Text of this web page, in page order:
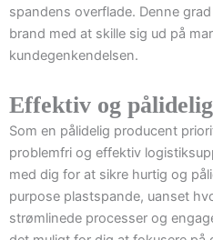
spandens overflade. Denne
brand med at skille sig ud på
kundegenkendelsen.
Effektiv og
Som en pålidelig producent
problemfri og effektiv
med dig for at sikre hurtig og
purpose plastspande, uanset
strømlinede processer og